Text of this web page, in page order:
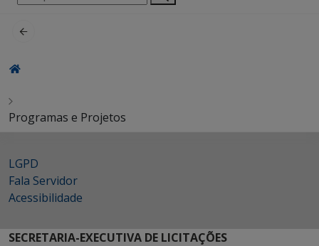
por:
Programas e Projetos
LGPD
Fala Servidor
Acessibilidade
SECRETARIA-EXECUTIVA DE LICITAÇÕES